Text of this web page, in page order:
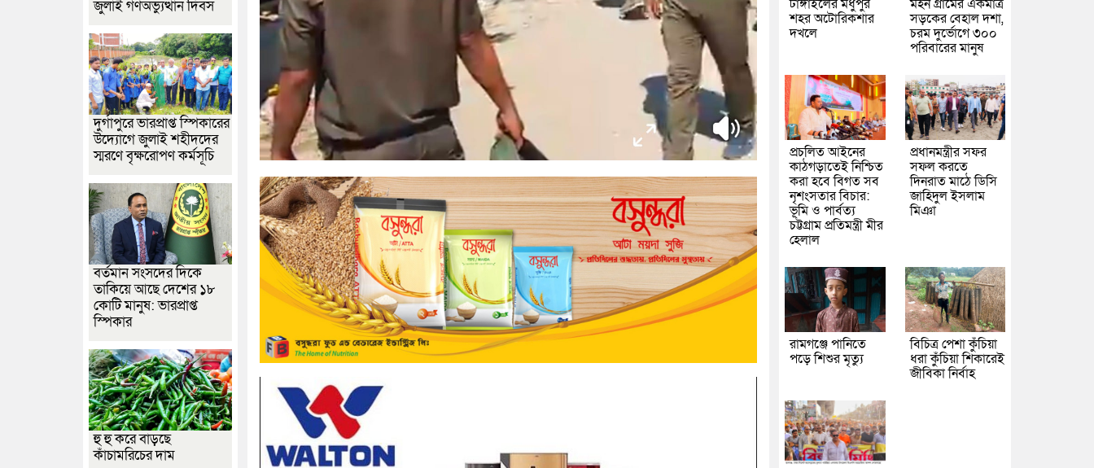
জুলাই গণঅভ্যুত্থান দিবস
দুর্গাপুরে ভারপ্রাপ্ত স্পিকারের
উদ্যোগে জুলাই শহীদদের
স্মরণে বৃক্ষরোপণ কর্মসূচি
বর্তমান সংসদের দিকে
তাকিয়ে আছে দেশের ১৮
কোটি মানুষ: ভারপ্রাপ্ত
স্পিকার
হু হু করে বাড়ছে
কাঁচামরিচের দাম
টাঙ্গাইলের মধুপুর
শহর অটোরিকশার
দখলে
মহন গ্রামের একমাত্র
সড়কের বেহাল দশা,
চরম দুর্ভোগে ৩০০
পরিবারের মানুষ
প্রচলিত আইনের
কাঠগড়াতেই নিশ্চিত
করা হবে বিগত সব
নৃশংসতার বিচার:
ভূমি ও পার্বত্য
চট্টগ্রাম প্রতিমন্ত্রী মীর
হেলাল
প্রধানমন্ত্রীর সফর
সফল করতে
দিনরাত মাঠে ডিসি
জাহিদুল ইসলাম
মিঞা
রামগঞ্জে পানিতে
পড়ে শিশুর মৃত্যু
বিচিত্র পেশা কুঁচিয়া
ধরা কুঁচিয়া শিকারেই
জীবিকা নির্বাহ